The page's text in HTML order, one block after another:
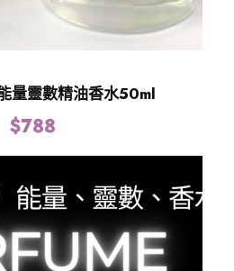
量靈數精油香水50ml
$788